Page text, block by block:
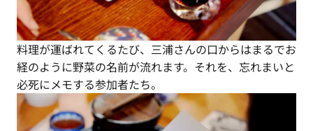
料理が運ばれてくるたび、三浦さんの口からはまるでお
経のように野菜の名前が流れます。それを、忘れまいと
必死にメモする参加者たち。